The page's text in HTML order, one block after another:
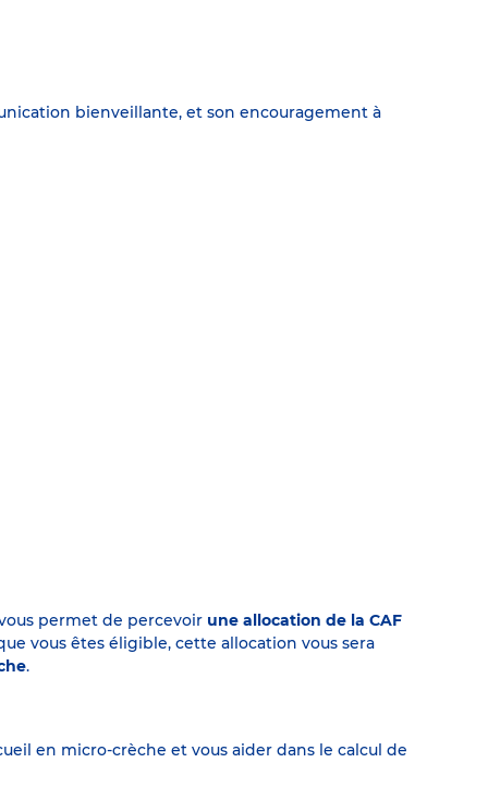
bienveillante, et son encouragement à
permet de percevoir une allocation de la CAF
vous êtes éligible, cette allocation vous sera
.
en micro-crèche et vous aider dans le calcul de